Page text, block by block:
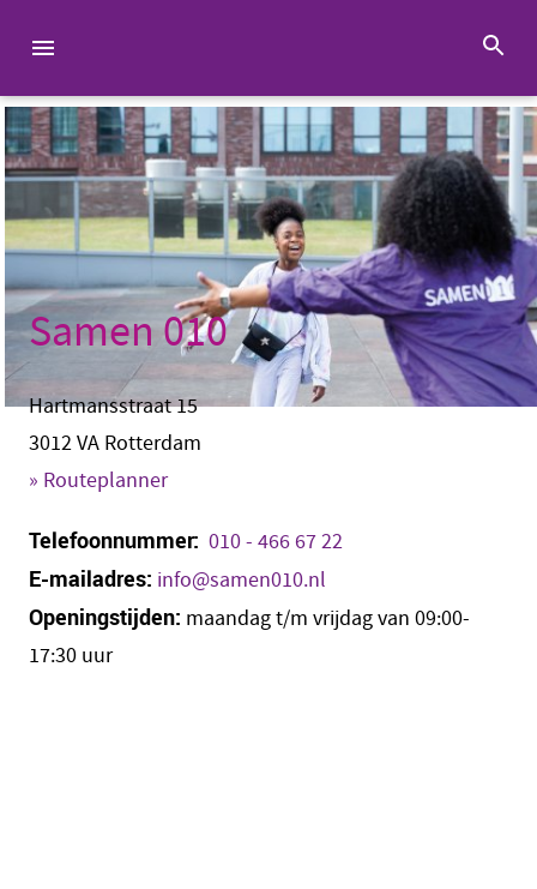
Samen 010
Hartmansstraat 15
3012 VA Rotterdam
» Routeplanner
Telefoonnummer: 010 - 466 67 22
E-mailadres: info@samen010.nl
Openingstijden: maandag t/m vrijdag van 09:00-
17:30 uur